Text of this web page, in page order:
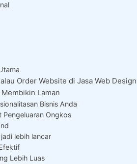
Order Website di Jasa Web
Laman
Bisnis Anda
Pengeluaran Ongkos
lebih lancar
Lebih Luas